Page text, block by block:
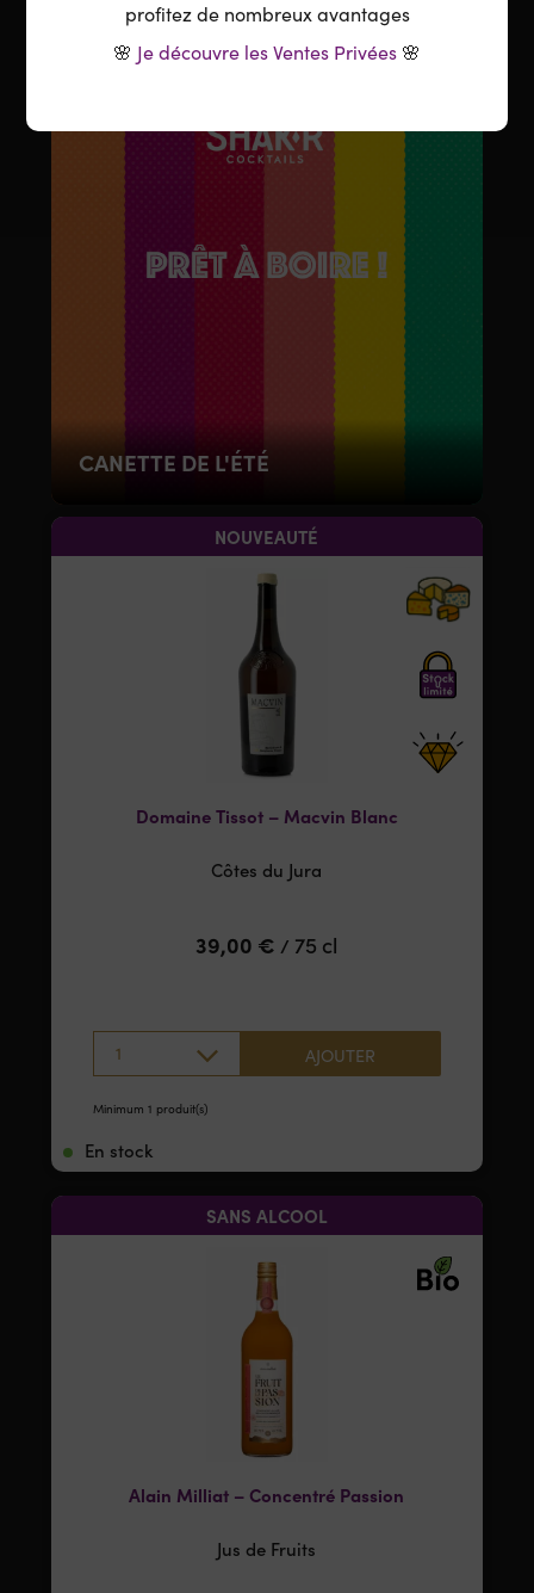
CANETTE DE L'ÉTÉ
NOUVEAUTÉ
Domaine Tissot – Macvin Blanc
Côtes du Jura
39,00 € / 75 cl
1 AJOUTER
Minimum 1 produit(s)
En stock
SANS ALCOOL
Alain Milliat – Concentré Passion
Jus de Fruits
profitez de nombreux avantages
🌸 Je découvre les Ventes Privées 🌸